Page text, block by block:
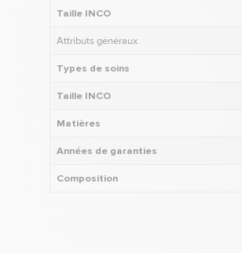
Taille INCO
Attributs généraux
Types de soins
Taille INCO
Matières
Années de garanties
Composition